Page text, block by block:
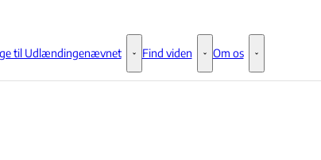
til Udlændingenævnet Klage til Udlændingenævnet - Flere links
Find viden Find viden - Flere links
Om os Om os - Flere